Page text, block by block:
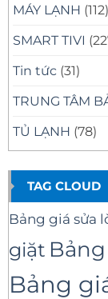
MÁY LẠNH (112)
SMART TIVI
Tin tức (31)
TRUNG TÂM
TỦ LẠNH (78)
TAG CLOUD
Bảng giá sửa
giặt
Bảng